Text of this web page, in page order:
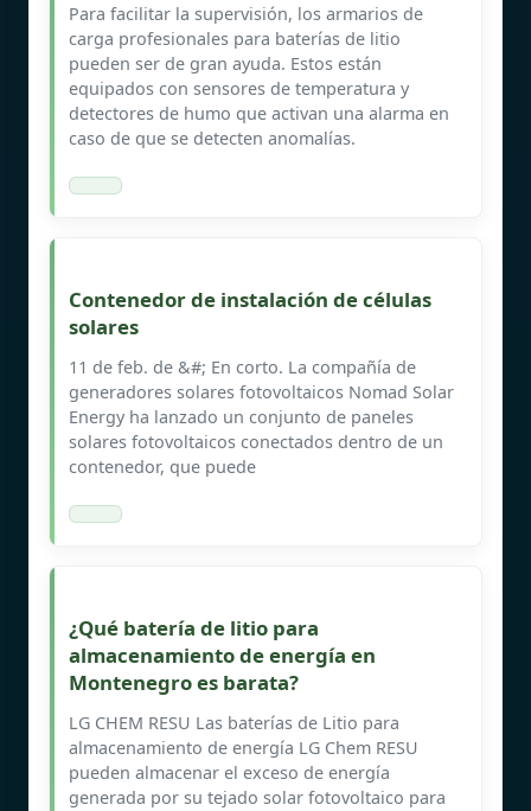
Para facilitar la supervisión, los armarios de
carga profesionales para baterías de litio
pueden ser de gran ayuda. Estos están
equipados con sensores de temperatura y
detectores de humo que activan una alarma en
caso de que se detecten anomalías.
Contenedor de instalación de células
solares
11 de feb. de &#; En corto. La compañía de
generadores solares fotovoltaicos Nomad Solar
Energy ha lanzado un conjunto de paneles
solares fotovoltaicos conectados dentro de un
contenedor, que puede
¿Qué batería de litio para
almacenamiento de energía en
Montenegro es barata?
LG CHEM RESU Las baterías de Litio para
almacenamiento de energía LG Chem RESU
pueden almacenar el exceso de energía
generada por su tejado solar fotovoltaico para